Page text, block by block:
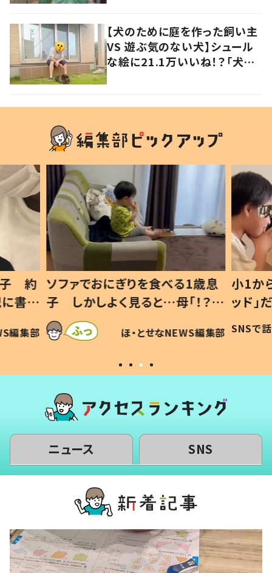
【犬のために庭を作った飼い主
VS 遊ぶ気のない犬】シュール
な絵に21.1万いいね！？「犬の
歳息
？」
編集部
小1から不登校、息子は「ギフテ
ッド」だった 父が“ウチ給食”を
作り続ける理由とは #令和の親
#令和の子
SNSで話題 ほ・とせなNEWS編集部
ひ孫
が、抱
「涙
い」
ニュース SNS